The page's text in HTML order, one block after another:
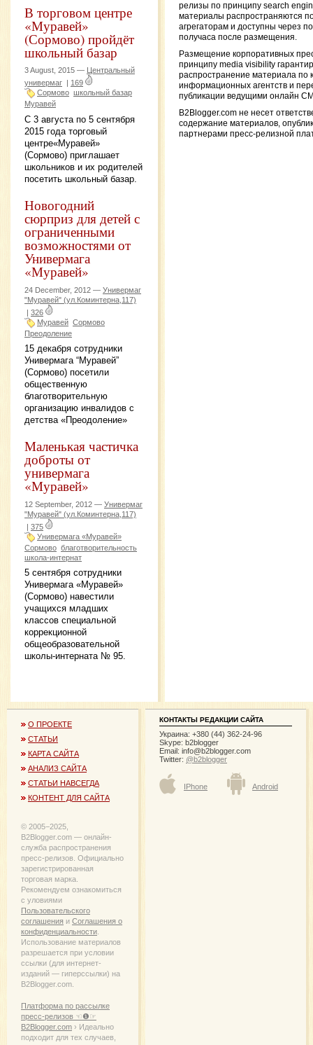
В торговом центре
«Муравей»
(Сормово) пройдёт
школьный базар
3 August, 2015 —
Центральный
универмаг
169
Сормово школьный базар
Муравей
С 3 августа по 5 сентября
2015 года торговый
центре«Муравей»
(Сормово) приглашает
школьников и их родителей
посетить школьный базар.
Новогодний
сюрприз для детей с
ограниченными
возможностями от
Универмага
«Муравей»
24 December, 2012 — Универмаг
"Муравей" (ул.Коминтерна,117)
| 326
Муравей Сормово
Преодоление
15 декабря сотрудники
Универмага “Муравей”
(Сормово) посетили
общественную
благотворительную
организацию инвалидов с
детства «Преодоление»
Маленькая частичка
доброты от
универмага
«Муравей»
12 September, 2012 — Универмаг
"Муравей" (ул.Коминтерна,117)
| 375
Универмага «Муравей»
Сормово благотворительность
школа-интернат
5 сентября сотрудники
Универмага «Муравей»
(Сормово) навестили
учащихся младших
классов специальной
коррекционной
общеобразовательной
школы-интерната № 95.
релизы по принципу search
материалы распространяются
агрегаторам и доступны через
получаса после размещения.
Размещение корпоративных
принципу media visibility
распространение материала по
информационных агентств и
публикации ведущими онлайн
B2Blogger.com не несет
содержание материалов,
партнерами пресс-релизной
О ПРОЕКТЕ
СТАТЬИ
КАРТА САЙТА
АНАЛИЗ САЙТА
СТАТЬИ НАВСЕГДА
КОНТЕНТ ДЛЯ САЙТА
© 2005−2025,
B2Blogger.com — онлайн-
служба распространения
пресс-релизов. Официально
зарегистрированная
торговая марка.
Рекомендуем ознакомиться
с уловиями
Пользовательского
соглашения и Соглашения о
конфиденциальности
Использование материалов
разрешается при условии
ссылки (для интернет-
изданий — гиперссылки) на
B2Blogger.com.
Платформа по рассылке
пресс-релизов ☜❶☞
B2Blogger.com › Идеально
подходит для тех случаев,
КОНТАКТЫ РЕДАКЦИИ САЙТА
Украина: +380 (44) 362-24-96
Skype: b2blogger
Email: info@b2blogger.com
Twitter: @b2blogger
IPhone Android